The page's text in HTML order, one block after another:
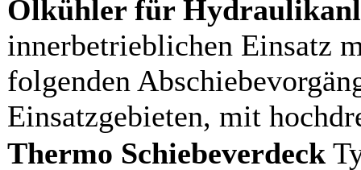
Ölkühler für
innerbetrieblichen Einsatz
folgenden
Einsatzgebieten, mit
Thermo Schiebeverdeck